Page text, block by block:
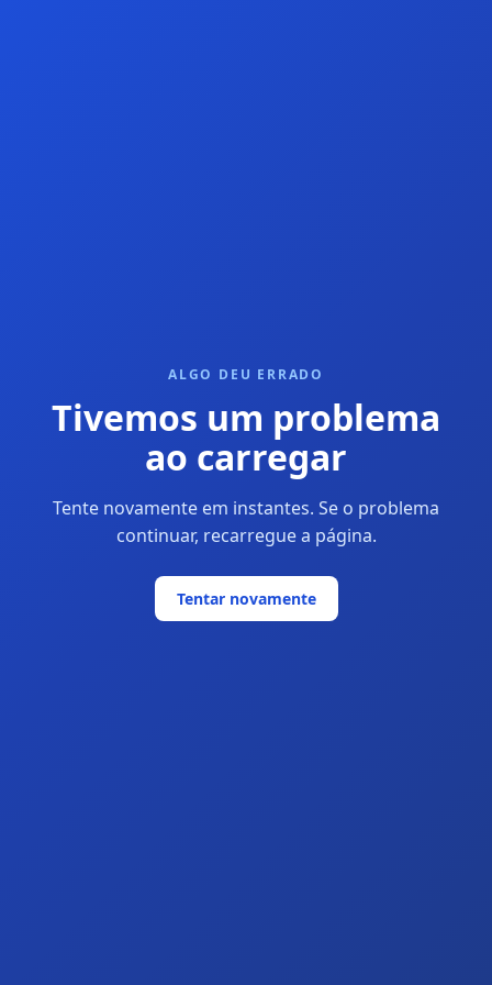
ALGO DEU ERRADO
Tivemos um problema
ao carregar
Tente novamente em instantes. Se o problema
continuar, recarregue a página.
Tentar novamente